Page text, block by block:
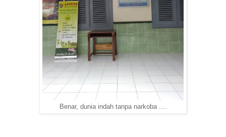
Benar, dunia indah tanpa narkoba ....